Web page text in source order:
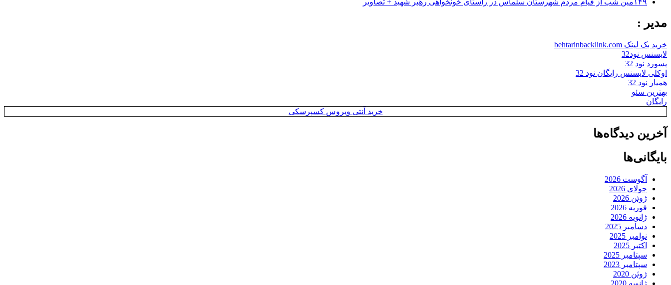
مدیر :
خرید بک لینک behtarinbacklink.com
لایسنس نود32
پسورد نود 32
اوکلی لایسنس رایگان نود 32
همیار نود 32
بهترین سئو
رایگان
خرید آنتی ویروس کسپرسکی
آخرین دیدگاه‌ها
بایگانی‌ها
آگوست 2026
جولای 2026
ژوئن 2026
فوریه 2026
ژانویه 2026
دسامبر 2025
نوامبر 2025
اکتبر 2025
سپتامبر 2025
سپتامبر 2023
ژوئن 2020
ژانویه 2020